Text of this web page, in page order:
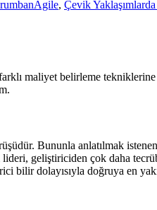
Agile, Çevik
maliyet belirleme
Bununla anlatılmak
lideri, geliştiriciden çok daha
bilir dolayısıyla doğruya en